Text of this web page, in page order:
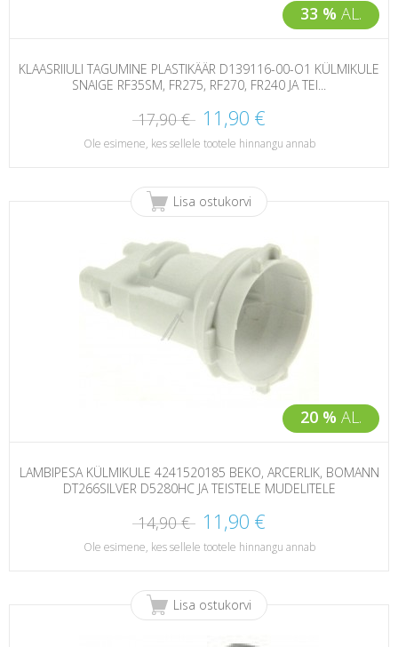
33 % AL.
KLAASRIIULI TAGUMINE PLASTIKÄÄR D139116-00-O1 KÜLMIKULE
SNAIGE RF35SM, FR275, RF270, FR240 JA TEI...
17,90 € 11,90 €
Ole esimene, kes sellele tootele hinnangu annab
20 % AL.
Lisa ostukorvi
LAMBIPESA KÜLMIKULE 4241520185 BEKO, ARCERLIK, BOMANN
DT266SILVER D5280HC JA TEISTELE MUDELITELE
14,90 € 11,90 €
Ole esimene, kes sellele tootele hinnangu annab
Lisa ostukorvi